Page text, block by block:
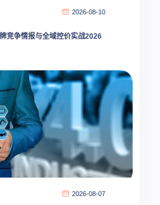
2026-08-10
竞争情报与全域控价实战2026
2026-08-07